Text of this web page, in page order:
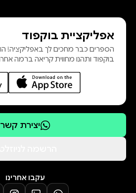
אפליקציית בוקפוד
הספרים כבר מחכים לך באפליקציה!
בוקפוד ותהנו מחווית קריאה ברמה
יצירת קשר
עקבו אחרינו